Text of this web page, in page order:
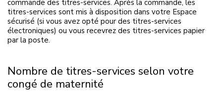
commande des titres-services. Après la commande, les
titres-services sont mis à disposition dans votre Espace
sécurisé (si vous avez opté pour des titres-services
électroniques) ou vous recevrez des titres-services papier
par la poste.
Nombre de titres-services selon votre
congé de maternité